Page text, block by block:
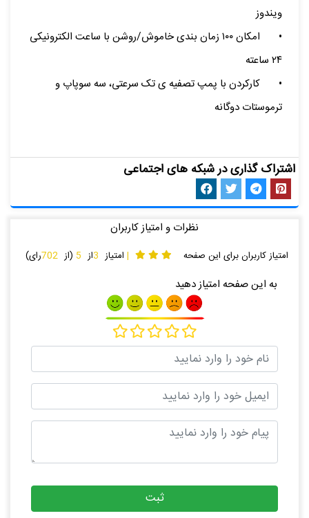
ویندوز
•
امکان ۱۰۰ زمان بندی خاموش/روشن با ساعت الکترونیکی
۲۴ ساعته
•
کارکردن با پمپ تصفیه ی تک سرعتی، سه سوپاپ و
ترموستات دوگانه
اشتراک گذاری در شبکه های اجتماعی
نظرات و امتیاز کاربران
امتیاز کاربران برای این صفحه | امتیاز 3از 5 (از 702رای)
به این صفحه امتیاز دهید
ثبت